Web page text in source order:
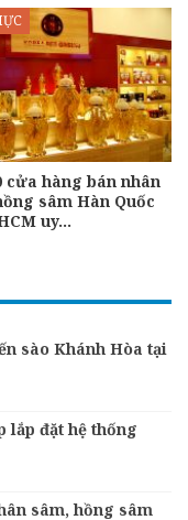
cửa hàng bán nhân
sâm Hàn Quốc
uy…
sào Khánh Hòa tại
lắp đặt hệ thống
sâm, hồng sâm